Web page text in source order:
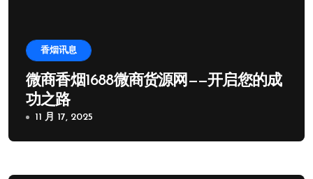
香烟讯息
微商香烟1688微商货源网——开启您的成
功之路
11 月 17, 2025